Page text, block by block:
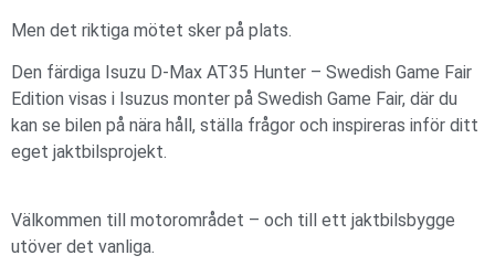
Men det riktiga mötet sker på plats.
Den färdiga Isuzu D-Max AT35 Hunter – Swedish Game Fair
Edition visas i Isuzus monter på Swedish Game Fair, där du
kan se bilen på nära håll, ställa frågor och inspireras inför ditt
eget jaktbilsprojekt.
Välkommen till motorområdet – och till ett jaktbilsbygge
utöver det vanliga.